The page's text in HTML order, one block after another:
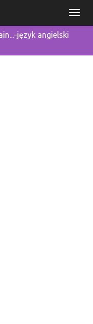
język angielski